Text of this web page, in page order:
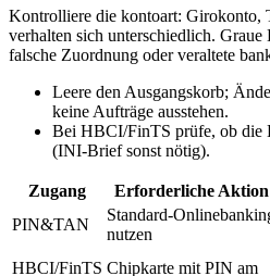
Kontrolliere die kontoart: Girokonto,
verhalten sich unterschiedlich.
falsche Zuordnung oder veraltete
Leere den Ausgangskorb;
keine Aufträge ausstehen.
Bei HBCI/FinTS prüfe, ob die
(INI‑Brief sonst nötig).
Zugang Erforderliche Aktion
PIN&TAN
nutzen
HBCI/FinTS Chipkarte mit PIN am